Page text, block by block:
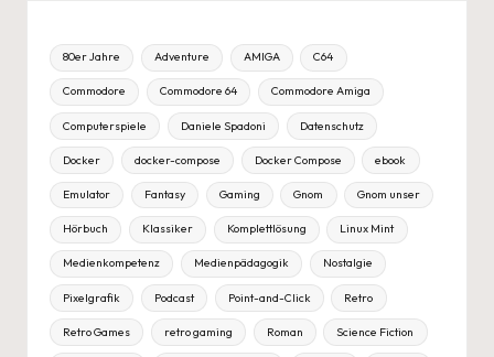
80er Jahre Adventure AMIGA C64
Commodore Commodore 64 Commodore Amiga
Computerspiele Daniele Spadoni Datenschutz
Docker docker-compose Docker Compose ebook
Emulator Fantasy Gaming Gnom Gnom unser
Hörbuch Klassiker Komplettlösung Linux Mint
Medienkompetenz Medienpädagogik Nostalgie
Pixelgrafik Podcast Point-and-Click Retro
Retro Games retro gaming Roman Science Fiction